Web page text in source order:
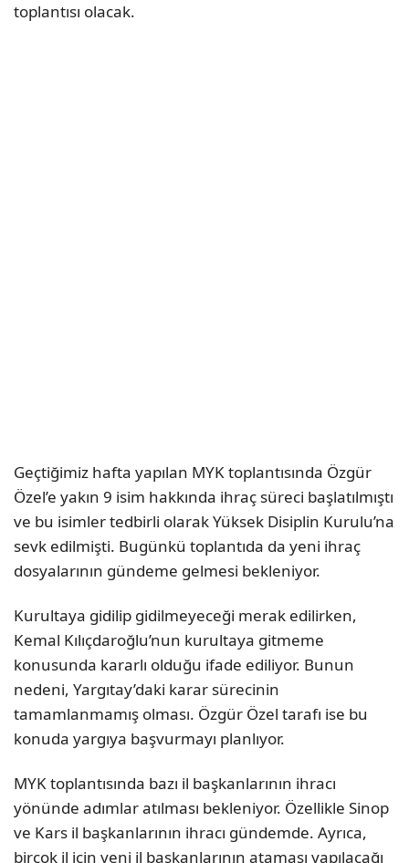
toplantısı olacak.
Geçtiğimiz hafta yapılan MYK toplantısında Özgür
Özel’e yakın 9 isim hakkında ihraç süreci başlatılmıştı
ve bu isimler tedbirli olarak Yüksek Disiplin Kurulu’na
sevk edilmişti. Bugünkü toplantıda da yeni ihraç
dosyalarının gündeme gelmesi bekleniyor.
Kurultaya gidilip gidilmeyeceği merak edilirken,
Kemal Kılıçdaroğlu’nun kurultaya gitmeme
konusunda kararlı olduğu ifade ediliyor. Bunun
nedeni, Yargıtay’daki karar sürecinin
tamamlanmamış olması. Özgür Özel tarafı ise bu
konuda yargıya başvurmayı planlıyor.
MYK toplantısında bazı il başkanlarının ihracı
yönünde adımlar atılması bekleniyor. Özellikle Sinop
ve Kars il başkanlarının ihracı gündemde. Ayrıca,
birçok il için yeni il başkanlarının ataması yapılacağı